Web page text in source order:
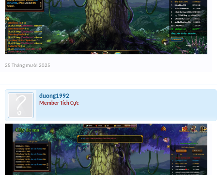
25 Tháng mười 2025
duong1992
Member Tích Cực